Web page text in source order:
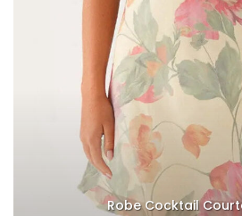
Robe Cocktail